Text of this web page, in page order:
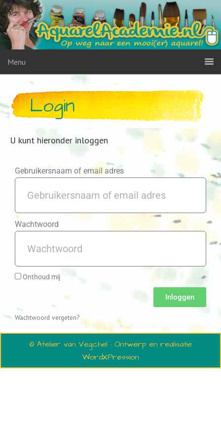
Menu
Login
U kunt hieronder inloggen
Gebruikersnaam of email adres
Wachtwoord
Onthoud mij
Inloggen
Wachtwoord vergeten?
© Atelier van Vegchel · Ontwerp en realisatie
WordXPression